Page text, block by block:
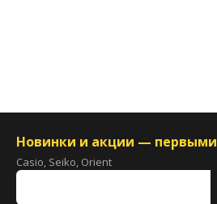
Новинки и акции — первыми
Casio, Seiko, Orient